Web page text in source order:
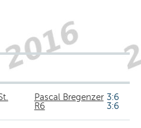
Pascal Bregenzer
R6
3:6
3:6